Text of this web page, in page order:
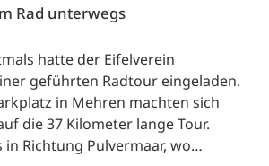
Rad unterwegs
hatte der Eifelverein
geführten Radtour eingeladen.
in Mehren machten sich
die 37 Kilometer lange Tour.
in Richtung Pulvermaar, wo…